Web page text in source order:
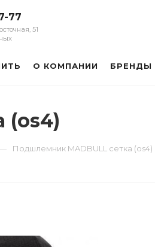
77
51
О КОМПАНИИ БРЕНДЫ
(os4)
Подшлемник MADBULL сетка (os4)